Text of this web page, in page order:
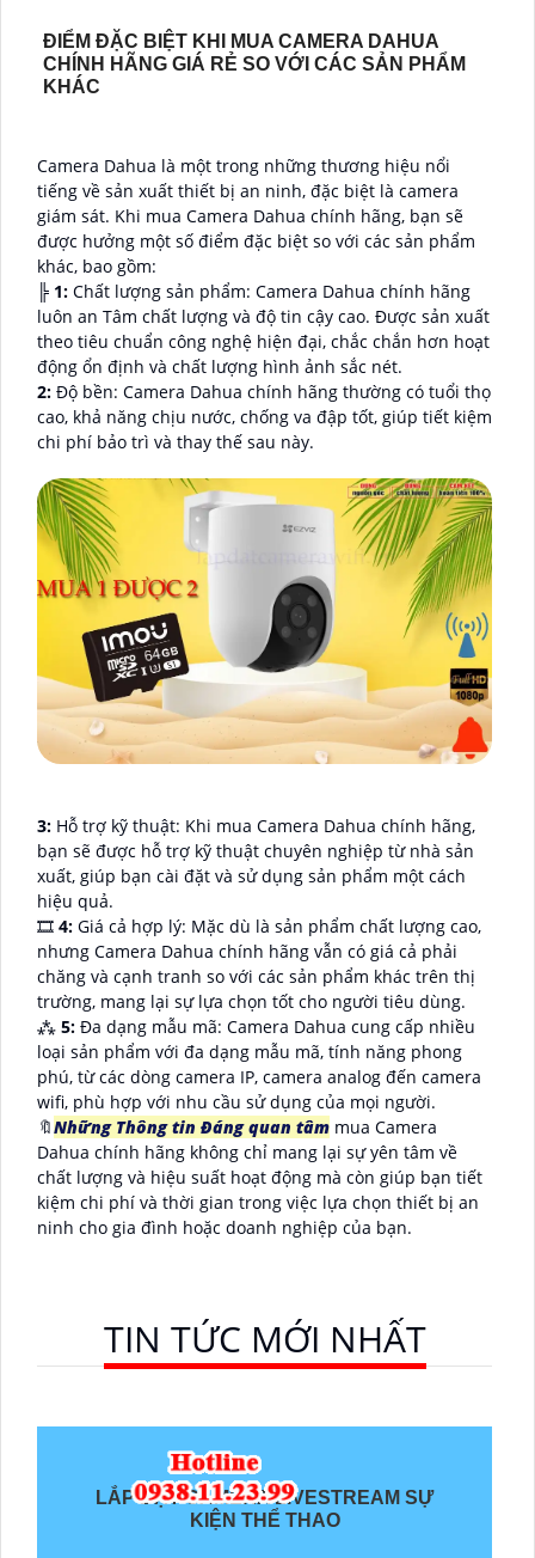
ĐIỂM ĐẶC BIỆT KHI MUA CAMERA DAHUA
CHÍNH HÃNG GIÁ RẺ SO VỚI CÁC SẢN PHẨM
KHÁC
Camera Dahua là một trong những thương hiệu nổi
tiếng về sản xuất thiết bị an ninh, đặc biệt là camera
giám sát. Khi mua Camera Dahua chính hãng, bạn sẽ
được hưởng một số điểm đặc biệt so với các sản phẩm
khác, bao gồm:
╠ 1: Chất lượng sản phẩm: Camera Dahua chính hãng
luôn an Tâm chất lượng và độ tin cậy cao. Được sản xuất
theo tiêu chuẩn công nghệ hiện đại, chắc chắn hơn hoạt
động ổn định và chất lượng hình ảnh sắc nét.
2: Độ bền: Camera Dahua chính hãng thường có tuổi thọ
cao, khả năng chịu nước, chống va đập tốt, giúp tiết kiệm
chi phí bảo trì và thay thế sau này.
3: Hỗ trợ kỹ thuật: Khi mua Camera Dahua chính hãng,
bạn sẽ được hỗ trợ kỹ thuật chuyên nghiệp từ nhà sản
xuất, giúp bạn cài đặt và sử dụng sản phẩm một cách
hiệu quả.
🎞 4: Giá cả hợp lý: Mặc dù là sản phẩm chất lượng cao,
nhưng Camera Dahua chính hãng vẫn có giá cả phải
chăng và cạnh tranh so với các sản phẩm khác trên thị
trường, mang lại sự lựa chọn tốt cho người tiêu dùng.
⁂ 5: Đa dạng mẫu mã: Camera Dahua cung cấp nhiều
loại sản phẩm với đa dạng mẫu mã, tính năng phong
phú, từ các dòng camera IP, camera analog đến camera
wifi, phù hợp với nhu cầu sử dụng của mọi người.
🔖Những Thông tin Đáng quan tâm mua Camera
Dahua chính hãng không chỉ mang lại sự yên tâm về
chất lượng và hiệu suất hoạt động mà còn giúp bạn tiết
kiệm chi phí và thời gian trong việc lựa chọn thiết bị an
ninh cho gia đình hoặc doanh nghiệp của bạn.
TIN TỨC MỚI NHẤT
LẮP ĐẶT CAMERA LIVESTREAM SỰ
KIỆN THỂ THAO